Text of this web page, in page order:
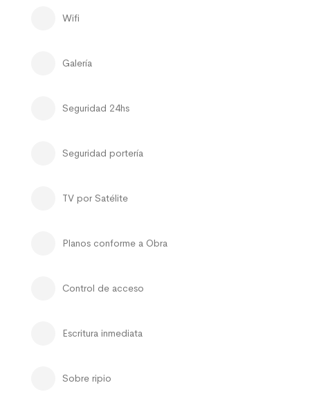
Wifi
Galería
Seguridad 24hs
Seguridad portería
TV por Satélite
Planos conforme a Obra
Control de acceso
Escritura inmediata
Sobre ripio